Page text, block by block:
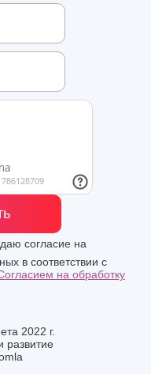
согласие на
в соответствии с
на обработку
2022 г.
развитие